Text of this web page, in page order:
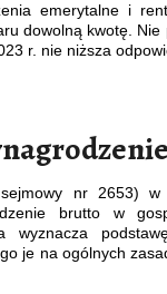
emerytalne i
dowolną kwotę.
r. nie niższa
nr 2653) w
brutto w
je na ogólnych